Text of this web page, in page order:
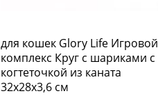
для кошек Glory Life Игровой
комплекс Круг с шариками c
когтеточкой из каната
32х28х3,6 см